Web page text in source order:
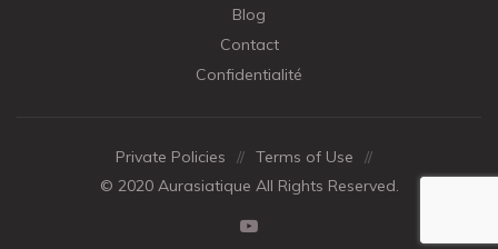
Blog
Contact
Confidentialité
Private Policies // Terms of Use
//
© 2020 Aurasiatique All Rights Reserved.